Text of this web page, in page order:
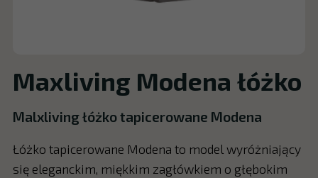
Maxliving Modena łóżko
Malxliving łóżko tapicerowane Modena
Łóżko tapicerowane Modena to model wyróżniający
się eleganckim, miękkim zagłówkiem o głębokim